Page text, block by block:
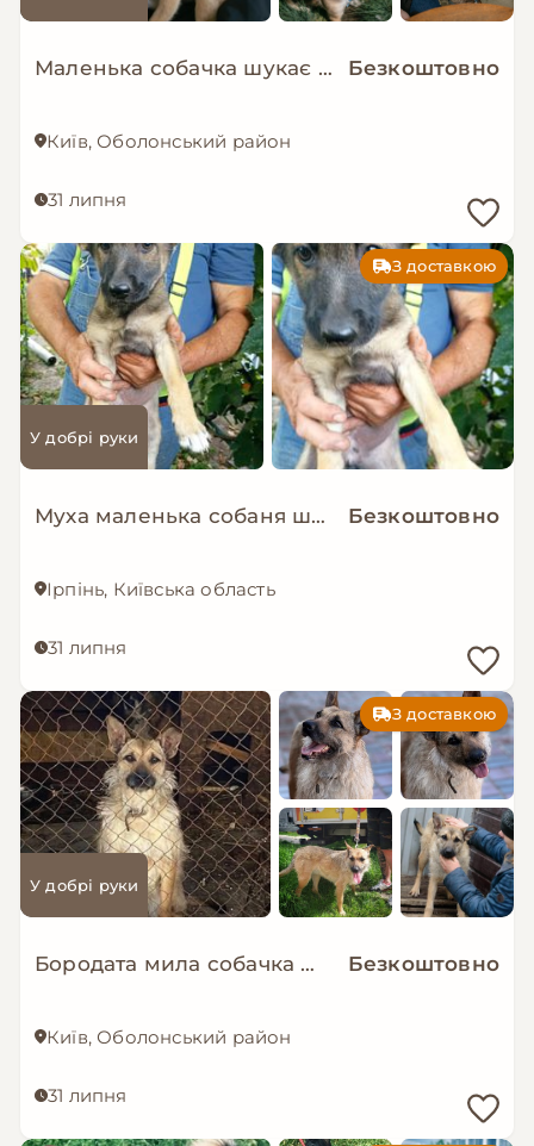
Маленька собачка шукає люблячу і надійну родину! Безкоштовно
Київ, Оболонський район
31 липня
З доставкою
У добрі руки
Муха маленька собаня шукає дім Безкоштовно
Ірпінь, Київська область
31 липня
З доставкою
У добрі руки
Бородата мила собачка МАЛЬВА мріє про родину! Безкоштовно
Київ, Оболонський район
31 липня